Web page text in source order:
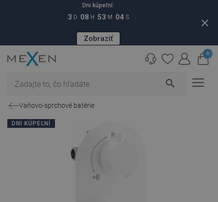
Dni kúpeľní:
3 D 08 H 53 M 03 S
Zobraziť
close
search
0
Vaňovo-sprchové batérie
DNI KÚPEĽNÍ